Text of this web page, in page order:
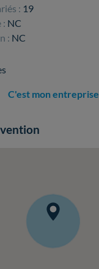
: 19
: NC
: NC
C'est mon entreprise